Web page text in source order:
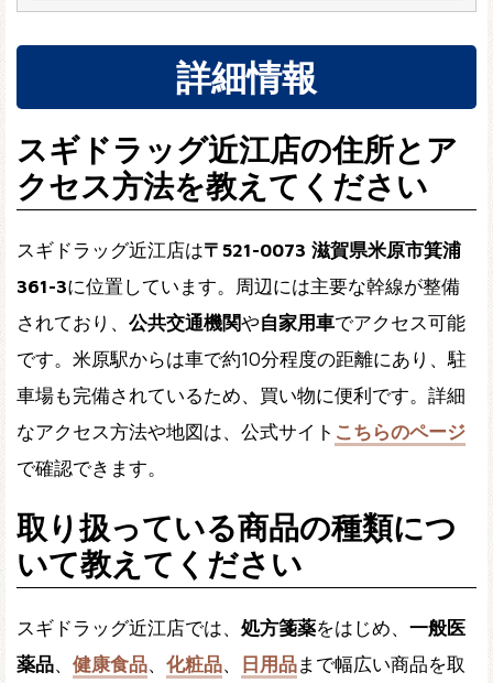
詳細情報
スギドラッグ近江店の住所とア
クセス方法を教えてください
スギドラッグ近江店は〒521-0073 滋賀県米原市箕浦
361-3に位置しています。周辺には主要な幹線が整備
されており、 公共交通機関や自家用車でアクセス可能
です。米原駅からは車で約10分程度の距離にあり、駐
車場も完備されているため、買い物に便利です。詳細
なアクセス方法や地図は、公式サイト こちらのページ
で確認できます。
取り扱っている商品の種類につ
いて教えてください
スギドラッグ近江店では、 処方箋薬をはじめ、 一般医
薬品、 健康食品、 化粧品、 日用品まで幅広い商品を取